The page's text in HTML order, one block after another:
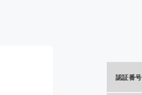
認証番号